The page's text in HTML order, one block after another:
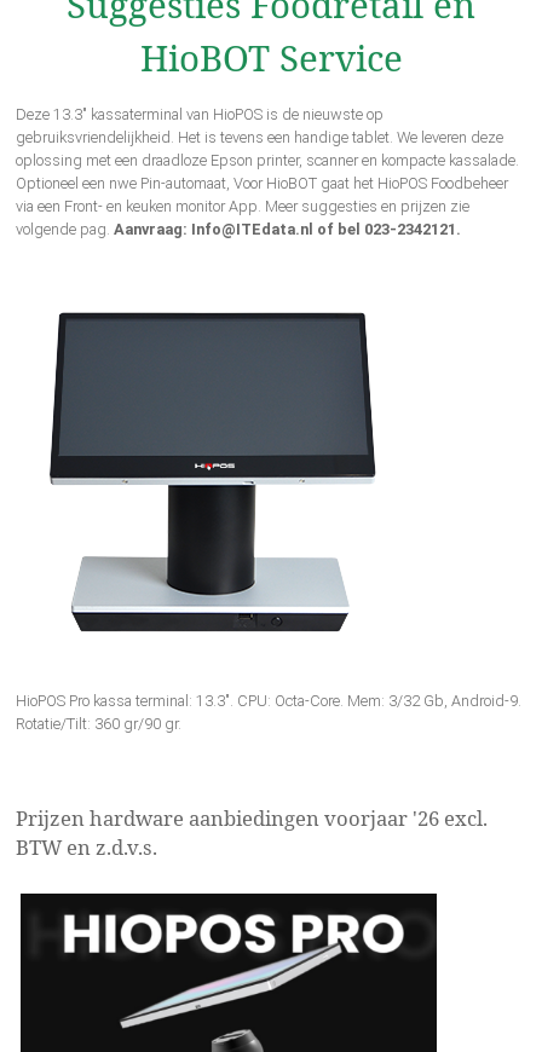
HioBOT Service
Deze 13.3" kassaterminal van HioPOS is de nieuwste op
gebruiksvriendelijkheid. Het is tevens een handige tablet. We leveren deze
oplossing met een draadloze Epson printer, scanner en kompacte kassalade.
Optioneel een nwe Pin-automaat, Voor HioBOT gaat het HioPOS Foodbeheer
via een Front- en keuken monitor App. Meer suggesties en prijzen zie
volgende pag. Aanvraag: Info@ITEdata.nl of bel 023-2342121.
HioPOS Pro kassa terminal: 13.3". CPU: Octa-Core. Mem: 3/32 Gb, Android-9.
Rotatie/Tilt: 360 gr/90 gr.
Prijzen hardware aanbiedingen voorjaar '26 excl.
BTW en z.d.v.s.